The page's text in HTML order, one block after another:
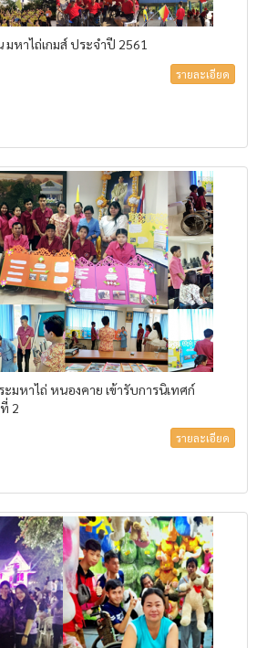
มหาไถ่เกมส์ ประจำปี 2561
รายละเอียด
มหาไถ่ หนองคาย เข้ารับการนิเทศก์
2
รายละเอียด